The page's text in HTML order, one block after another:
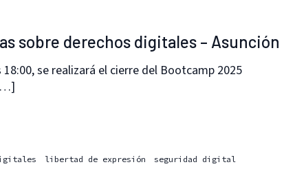
sobre derechos digitales – Asunción
se realizará el cierre del Bootcamp 2025
libertad de expresión seguridad digital